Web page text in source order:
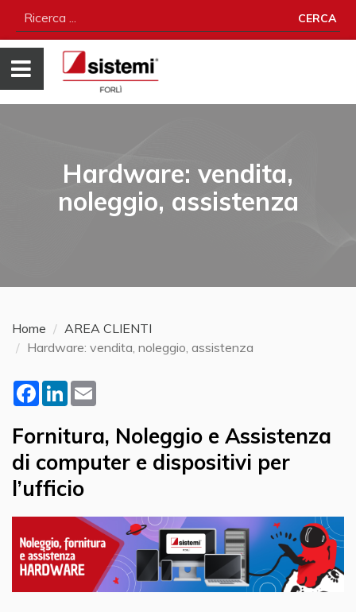
CERCA
Hardware: vendita,
noleggio, assistenza
Home
AREA CLIENTI
Hardware: vendita, noleggio, assistenza
Facebook
LinkedIn
Fornitura, Noleggio e Assistenza
di computer e dispositivi per
l’ufficio